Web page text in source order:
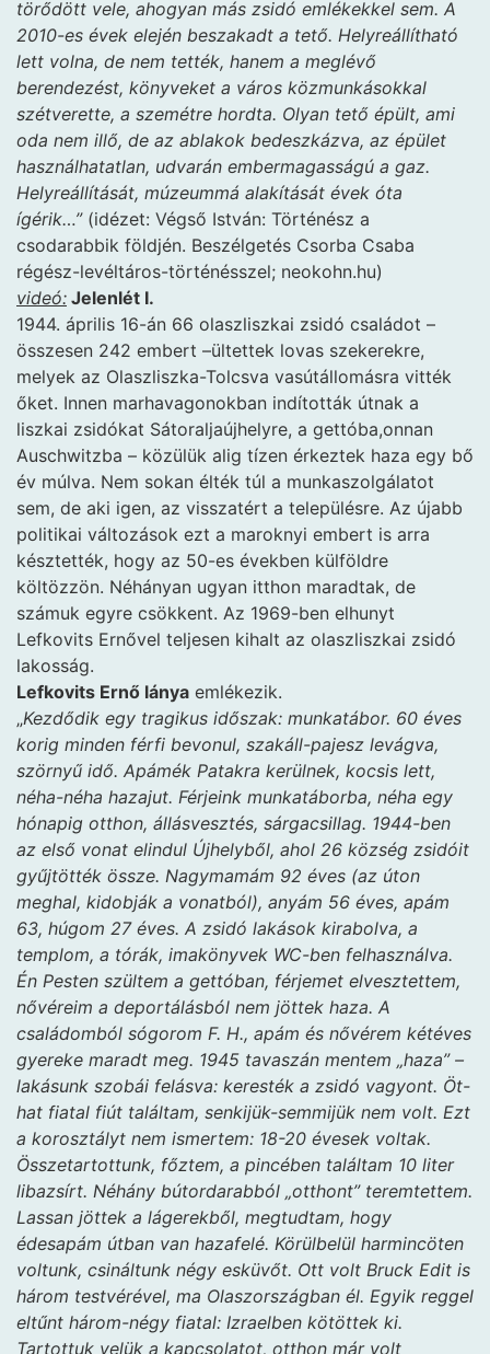
törődött vele, ahogyan más zsidó emlékekkel sem. A
2010-es évek elején beszakadt a tető. Helyreállítható
lett volna, de nem tették, hanem a meglévő
berendezést, könyveket a város közmunkásokkal
szétverette, a szemétre hordta. Olyan tető épült, ami
oda nem illő, de az ablakok bedeszkázva, az épület
használhatatlan, udvarán embermagasságú a gaz.
Helyreállítását, múzeummá alakítását évek óta
ígérik…” (idézet: Végső István: Történész a
csodarabbik földjén. Beszélgetés Csorba Csaba
régész-levéltáros-történésszel; neokohn.hu)
videó: Jelenlét I.
1944. április 16-án 66 olaszliszkai zsidó családot –
összesen 242 embert –ültettek lovas szekerekre,
melyek az Olaszliszka-Tolcsva vasútállomásra vitték
őket. Innen marhavagonokban indították útnak a
liszkai zsidókat Sátoraljaújhelyre, a gettóba,onnan
Auschwitzba – közülük alig tízen érkeztek haza egy bő
év múlva. Nem sokan élték túl a munkaszolgálatot
sem, de aki igen, az visszatért a településre. Az újabb
politikai változások ezt a maroknyi embert is arra
késztették, hogy az 50-es években külföldre
költözzön. Néhányan ugyan itthon maradtak, de
számuk egyre csökkent. Az 1969-ben elhunyt
Lefkovits Ernővel teljesen kihalt az olaszliszkai zsidó
lakosság.
Lefkovits Ernő lánya emlékezik.
„Kezdődik egy tragikus időszak: munkatábor. 60 éves
korig minden férfi bevonul, szakáll-pajesz levágva,
szörnyű idő. Apámék Patakra kerülnek, kocsis lett,
néha-néha hazajut. Férjeink munkatáborba, néha egy
hónapig otthon, állásvesztés, sárgacsillag. 1944-ben
az első vonat elindul Újhelyből, ahol 26 község zsidóit
gyűjtötték össze. Nagymamám 92 éves (az úton
meghal, kidobják a vonatból), anyám 56 éves, apám
63, húgom 27 éves. A zsidó lakások kirabolva, a
templom, a tórák, imakönyvek WC-ben felhasználva.
Én Pesten szültem a gettóban, férjemet elvesztettem,
nővéreim a deportálásból nem jöttek haza. A
családomból sógorom F. H., apám és nővérem kétéves
gyereke maradt meg. 1945 tavaszán mentem „haza” –
lakásunk szobái felásva: keresték a zsidó vagyont. Öt-
hat fiatal fiút találtam, senkijük-semmijük nem volt. Ezt
a korosztályt nem ismertem: 18-20 évesek voltak.
Összetartottunk, főztem, a pincében találtam 10 liter
libazsírt. Néhány bútordarabból „otthont” teremtettem.
Lassan jöttek a lágerekből, megtudtam, hogy
édesapám útban van hazafelé. Körülbelül harmincöten
voltunk, csináltunk négy esküvőt. Ott volt Bruck Edit is
három testvérével, ma Olaszországban él. Egyik reggel
eltűnt három-négy fiatal: Izraelben kötöttek ki.
Tartottuk velük a kapcsolatot, otthon már volt